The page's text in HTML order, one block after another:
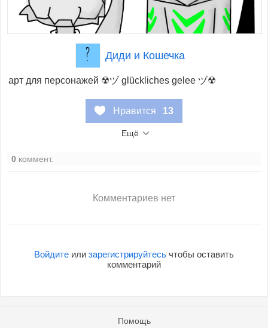
Диди и Кошечка
арт для персонажей ☢ヅ glückliches gelee ヅ☢
Нравится 13
Ещё
0 коммент.
Комментариев нет
Войдитеили зарегистрируйтесьчтобы оставить
комментарий
Помощь